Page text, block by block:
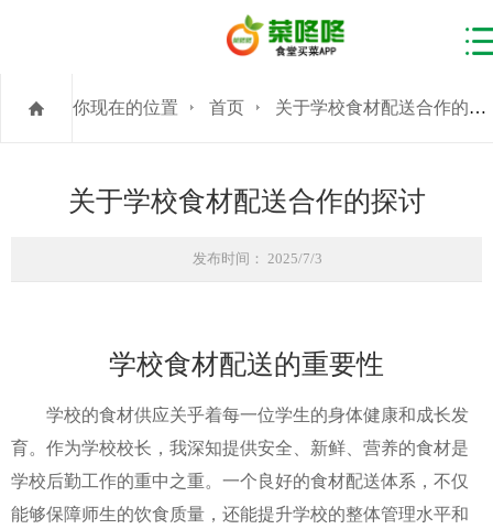
你现在的位置 首页 关于学校食材配送合作的探讨
关于学校食材配送合作的探讨
发布时间： 2025/7/3
学校食材配送的重要性
学校的食材供应关乎着每一位学生的身体健康和成长发
育。作为学校校长，我深知提供安全、新鲜、营养的食材是
学校后勤工作的重中之重。一个良好的食材配送体系，不仅
能够保障师生的饮食质量，还能提升学校的整体管理水平和